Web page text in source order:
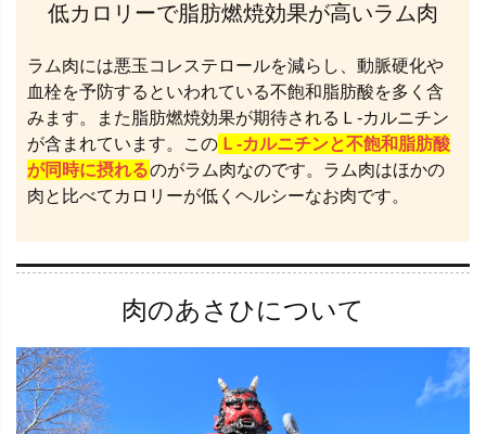
低カロリーで脂肪燃焼効果が高いラム肉
ラム肉には悪玉コレステロールを減らし、動脈硬化や
血栓を予防するといわれている不飽和脂肪酸を多く含
みます。また脂肪燃焼効果が期待されるＬ‐カルニチン
が含まれています。この Ｌ‐カルニチンと不飽和脂肪酸
が同時に摂れるのがラム肉なのです。ラム肉はほかの
肉と比べてカロリーが低くヘルシーなお肉です。
肉のあさひについて